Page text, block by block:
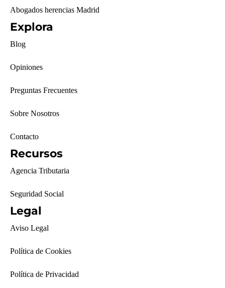
Abogados herencias Madrid
Explora
Blog
Opiniones
Preguntas Frecuentes
Sobre Nosotros
Contacto
Recursos
Agencia Tributaria
Seguridad Social
Legal
Aviso Legal
Política de Cookies
Política de Privacidad